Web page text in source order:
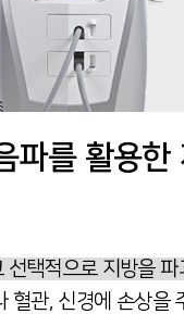
파를 활용한
선택적으로 지방을
혈관, 신경에 손상을